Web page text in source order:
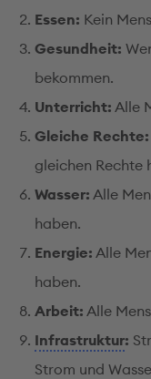
Essen: Kein
Gesundheit:
bekommen.
Unterricht: Alle
Gleiche Rechte:
gleichen Rechte
Wasser: Alle
haben.
Energie: Alle
haben.
Arbeit: Alle
Infrastruktur:
Strom und